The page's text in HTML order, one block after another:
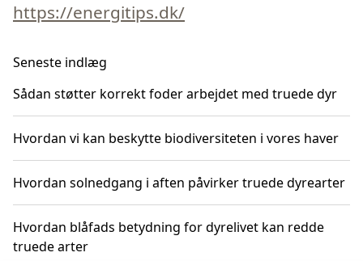
https://energitips.dk/
Seneste indlæg
Sådan støtter korrekt foder arbejdet med truede dyr
Hvordan vi kan beskytte biodiversiteten i vores haver
Hvordan solnedgang i aften påvirker truede dyrearter
Hvordan blåfads betydning for dyrelivet kan redde
truede arter